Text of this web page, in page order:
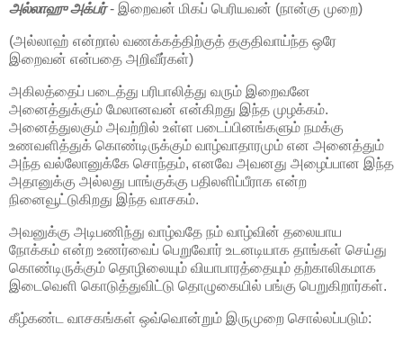
அல்லாஹு அக்பர்- இறைவன் மிகப் பெரியவன் (நான்கு முறை)
(அல்லாஹ் என்றால் வணக்கத்திற்குத் தகுதிவாய்ந்த ஒரே
இறைவன் என்பதை அறிவீர்கள்)
அகிலத்தைப் படைத்து பரிபாலித்து வரும் இறைவனே
அனைத்துக்கும் மேலானவன் என்கிறது இந்த முழக்கம்.
அனைத்துலகும் அவற்றில் உள்ள படைப்பினங்களும் நமக்கு
உணவளித்துக் கொண்டிருக்கும் வாழ்வாதாரமும் என அனைத்தும்
அந்த வல்லோனுக்கே சொந்தம், எனவே அவனது அழைப்பான இந்த
அதானுக்கு அல்லது பாங்குக்கு பதிலளிப்பீராக என்ற
நினைவூட்டுகிறது இந்த வாசகம்.
அவனுக்கு அடிபணிந்து வாழ்வதே நம் வாழ்வின் தலையாய
நோக்கம் என்ற உணர்வைப் பெறுவோர் உடனடியாக தாங்கள் செய்து
கொண்டிருக்கும் தொழிலையும் வியாபாரத்தையும் தற்காலிகமாக
இடைவெளி கொடுத்துவிட்டு தொழுகையில் பங்கு பெறுகிறார்கள்.
கீழ்கண்ட வாசகங்கள் ஒவ்வொன்றும் இருமுறை சொல்லப்படும்: